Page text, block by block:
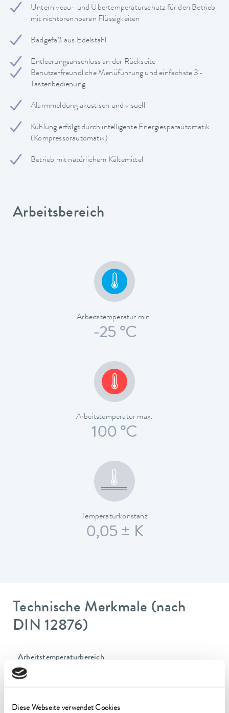
Diese Webseite verwendet Cookies
Unterniveau- und Übertemperaturschutz für den Betrieb
mit nichtbrennbaren Flüssigkeiten
Badgefäß aus Edelstahl
Entleerungsanschluss an der Rückseite
Benutzerfreundliche Menüführung und einfachste 3-
Tastenbedienung
Alarmmeldung akustisch und visuell
Kühlung erfolgt durch intelligente Energiesparautomatik
(Kompressorautomatik)
Betrieb mit natürlichem Kältemittel
Arbeitsbereich
Arbeitstemperatur min.
-25 °C
Arbeitstemperatur max.
100 °C
Temperaturkonstanz
0,05 ± K
Technische Merkmale (nach
DIN 12876)
Arbeitstemperaturbereich
-25 ... 100 °C
5 ... 40 °C